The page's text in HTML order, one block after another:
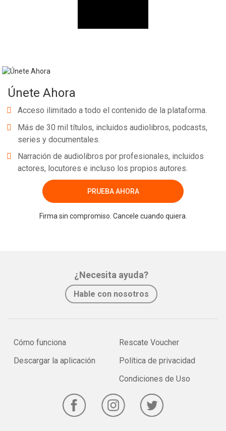
Únete Ahora
Acceso ilimitado a todo el contenido de la plataforma.
Más de 30 mil títulos, incluidos audiolibros, podcasts,
series y documentales.
Narración de audiolibros por profesionales, incluidos
actores, locutores e incluso los propios autores.
PRUEBA AHORA
Firma sin compromiso. Cancele cuando quiera.
¿Necesita ayuda?
Hable con nosotros
Cómo funciona
Descargar la aplicación
Rescate Voucher
Política de privacidad
Condiciones de Uso